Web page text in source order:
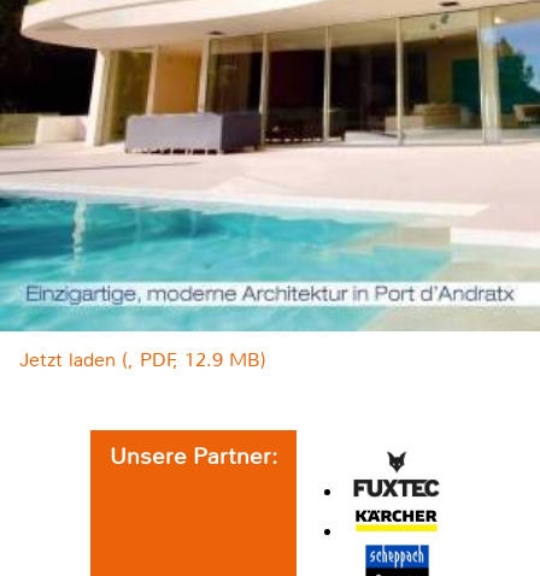
Jetzt laden (, PDF, 12.9 MB)
Unsere Partner: